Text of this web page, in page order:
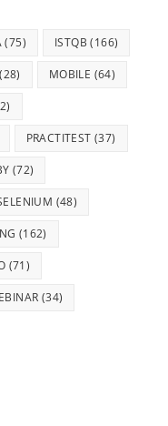
(75) ISTQB (166)
(28) MOBILE (64)
PRACTITEST (37)
(72)
(48)
(162)
(71)
(34)